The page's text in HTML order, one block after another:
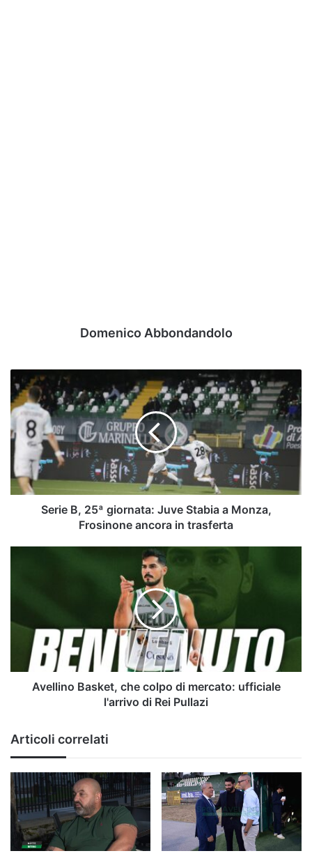
Domenico Abbondandolo
Serie
B,
25ª
giornata:
Juve
Stabia
a
Monza,
Frosinone
Serie B, 25ª giornata: Juve Stabia a Monza,
Frosinone ancora in trasferta
mercato:
ufficiale
l'arrivo
di
Avellino Basket, che colpo di mercato: ufficiale
l'arrivo di Rei Pullazi
Articoli correlati